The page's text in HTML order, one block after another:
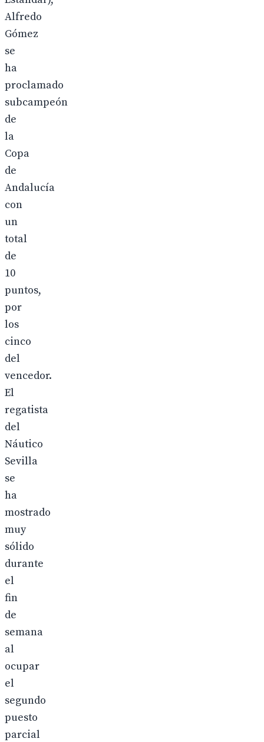
Alfredo
Gómez
se
ha
proclamado
subcampeón
de
la
Copa
de
Andalucía
con
un
total
de
10
puntos,
por
los
cinco
del
vencedor.
El
regatista
del
Náutico
Sevilla
se
ha
mostrado
muy
sólido
durante
el
fin
de
semana
al
ocupar
el
segundo
puesto
parcial